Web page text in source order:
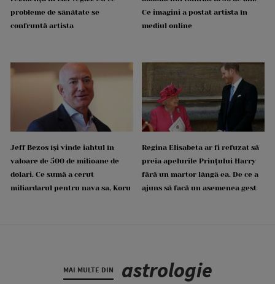
probleme de sănătate se
confruntă artista
Ce imagini a postat artista în
mediul online
Jeff Bezos își vinde iahtul în
valoare de 500 de milioane de
dolari. Ce sumă a cerut
miliardarul pentru nava sa, Koru
Regina Elisabeta ar fi refuzat să
preia apelurile Prințului Harry
fără un martor lângă ea. De ce a
ajuns să facă un asemenea gest
MAI MULTE DIN astrologie